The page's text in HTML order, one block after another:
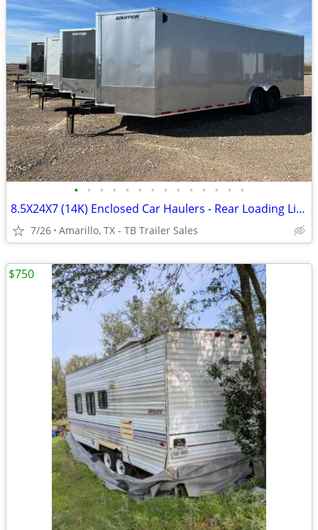
• • • • • • • • • • • • • •
8.5X24X7 (14K) Enclosed Car Haulers - Rear Loading Lights - Tube Frame
7/26 Amarillo, TX - TB Trailer Sales
$750